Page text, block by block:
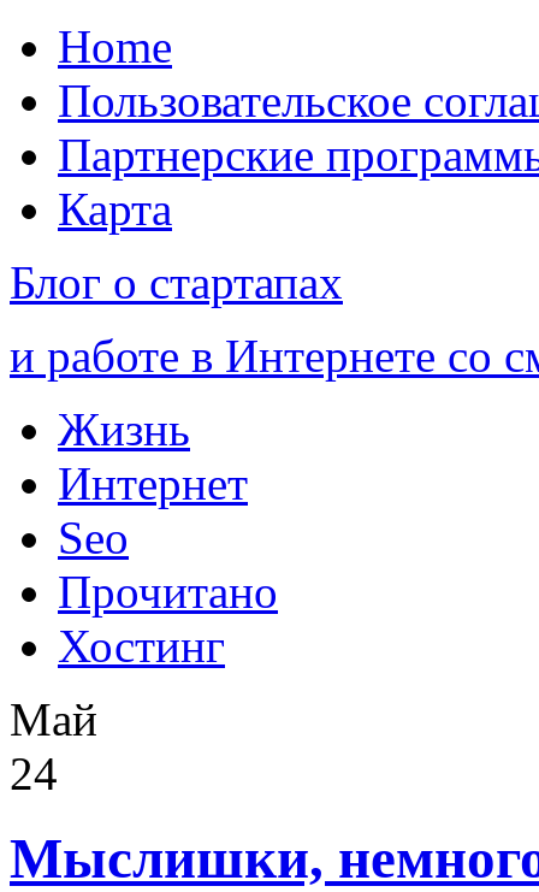
Home
Пользовательское
Партнерские
Карта
Блог о стартапах
и работе в Интернете со
Жизнь
Интернет
Seo
Прочитано
Хостинг
Май
24
Мыслишки, немного